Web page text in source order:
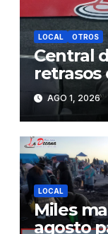
LOCAL OTROS
Central
retrasos
de Agua
Juliaca
AGO 1, 2026
LOCAL
Miles
agosto